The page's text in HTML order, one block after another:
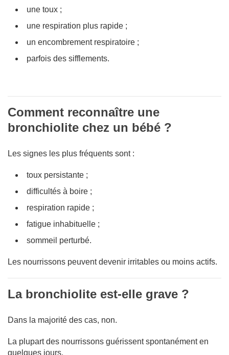
une toux ;
une respiration plus rapide ;
un encombrement respiratoire ;
parfois des sifflements.
Comment reconnaître une
bronchiolite chez un bébé ?
Les signes les plus fréquents sont :
toux persistante ;
difficultés à boire ;
respiration rapide ;
fatigue inhabituelle ;
sommeil perturbé.
Les nourrissons peuvent devenir irritables ou moins actifs.
La bronchiolite est-elle grave ?
Dans la majorité des cas, non.
La plupart des nourrissons guérissent spontanément en
quelques jours.